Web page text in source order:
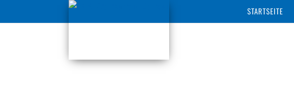
STARTSEITE